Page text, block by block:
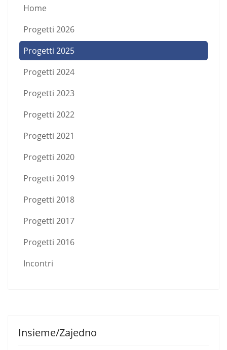
Home
Progetti 2026
Progetti 2025
Progetti 2024
Progetti 2023
Progetti 2022
Progetti 2021
Progetti 2020
Progetti 2019
Progetti 2018
Progetti 2017
Progetti 2016
Incontri
Insieme/Zajedno